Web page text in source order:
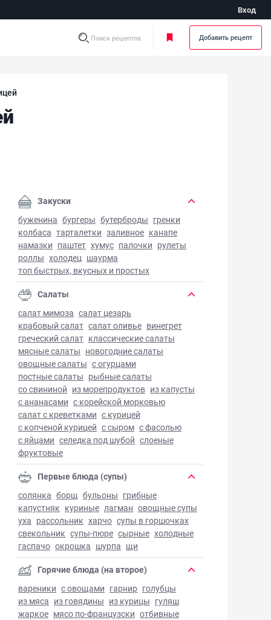
Вход
Поиск рецептов Добавить рецепт
гороховый суп с курицей - фото готового блюда
Закуски
буженина бургеры бутерброды гренки
колбаса тарталетки заливное канапе
намазки паштет хумус палочки рулеты
роллы холодец шаурма
топ быстрых, вкусных и простых
Салаты
салат мимоза салат цезарь
крабовый салат салат оливье винегрет
греческий салат классические салаты
мясные салаты новогодние салаты
овощные салаты с огурцами
постные салаты рыбные салаты
со свининой из морепродуктов из капусты
с ананасами с корейской морковью
салат с креветками с курицей
с копченой курицей с сыром с фасолью
с яйцами селедка под шубой слоеные
фруктовые
Первые блюда (супы)
солянка борщ бульоны грибные
капустняк куриные лагман овощные супы
уха рассольник харчо супы в горшочках
свекольник супы-пюре сырные холодные
гаспачо окрошка шурпа щи
Горячие блюда (на второе)
вареники с овощами гарнир голубцы
из мяса из говядины из курицы гуляш
жаркое мясо по-французски отбивные